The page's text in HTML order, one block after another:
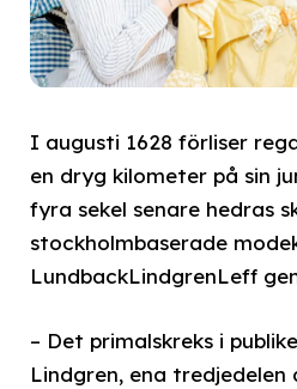
I augusti 1628 förliser
en dryg kilometer på sin
fyra sekel senare hedras
stockholmbaserade
LundbackLindgrenLeff
– Det primalskreks i
Lindgren, ena tredjedelen